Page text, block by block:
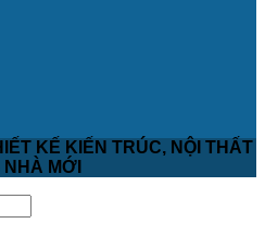
KẾ KIẾN TRÚC, NỘI THẤT
MỚI